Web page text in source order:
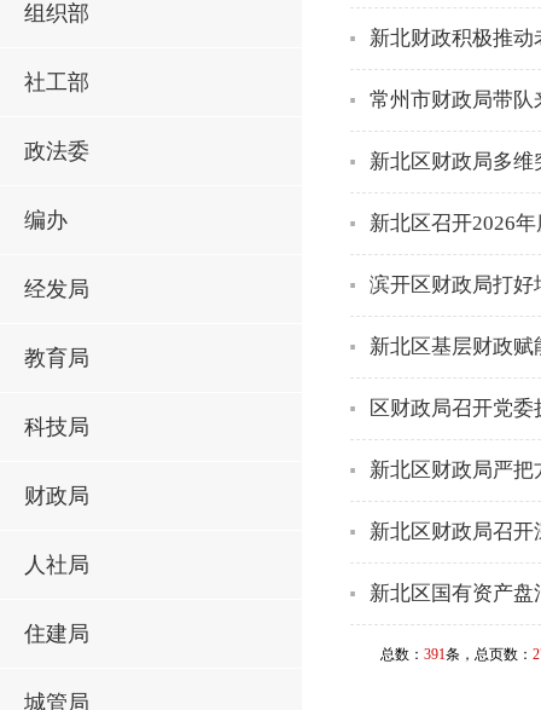
组织部
社工部
政法委
编办
经发局
教育局
科技局
财政局
人社局
住建局
城管局
新北财政积极推
常州市财政局带
新北区财政局多
新北区召开2026
滨开区财政局打好
新北区基层财政赋
区财政局召开党
新北区财政局严
新北区财政局召开
新北区国有资产
总数： 391条，总页数：